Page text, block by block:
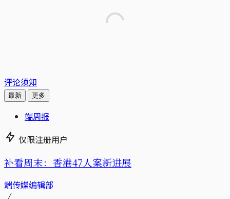
评论须知
最新 更多
端周报
仅限注册用户
补看周末：香港47人案新进展
端传媒编辑部